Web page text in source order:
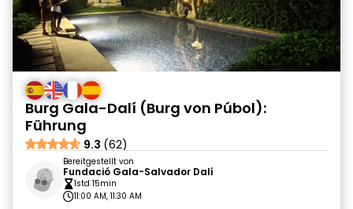
Burg Gala-Dalí (Burg von Púbol):
Führung
9.3 (62)
Bereitgestellt von
Fundació Gala-Salvador Dalí
1std 15min
11:00 AM, 11:30 AM